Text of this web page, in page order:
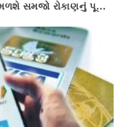
સમજો રોકાણનું પૂરું